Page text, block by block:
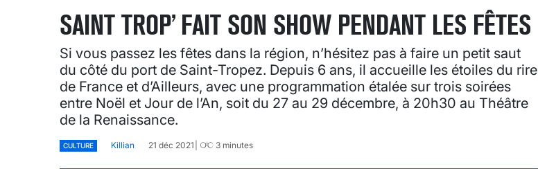
SAINT TROP’ FAIT SON SHOW PENDANT LES FÊTES
Si vous passez les fêtes dans la région, n’hésitez pas à faire un petit saut
du côté du port de Saint-Tropez. Depuis 6 ans, il accueille les étoiles du rire
de France et d’Ailleurs, avec une programmation étalée sur trois soirées
entre Noël et Jour de l’An, soit du 27 au 29 décembre, à 20h30 au Théâtre
de la Renaissance.
CULTURE Killian 21 déc 2021 3 minutes